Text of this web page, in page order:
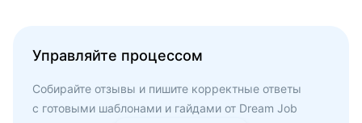
Управляйте процессом
Собирайте отзывы и пишите корректные ответы
с готовыми шаблонами и гайдами от Dream Job